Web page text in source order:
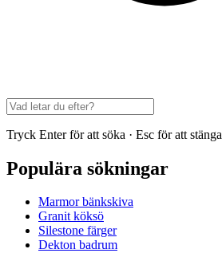
Tryck Enter för att söka · Esc för att stänga
Populära sökningar
Marmor bänkskiva
Granit köksö
Silestone färger
Dekton badrum